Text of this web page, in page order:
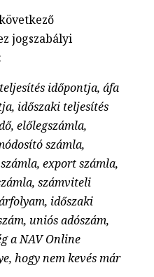
jogszabályi
időpontja, áfa
időszaki teljesítés
előlegszámla,
számla,
export számla,
számviteli
időszaki
uniós adószám,
a NAV Online
hogy nem kevés már